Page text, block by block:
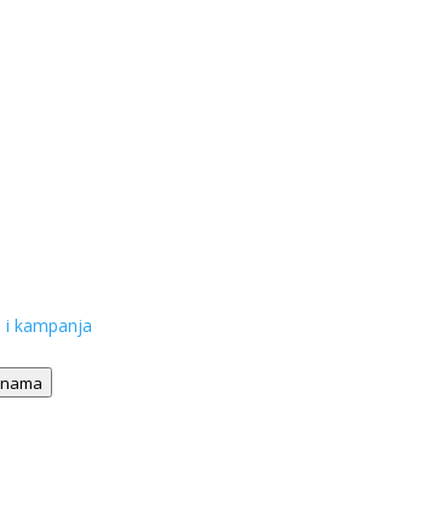
i kampanja